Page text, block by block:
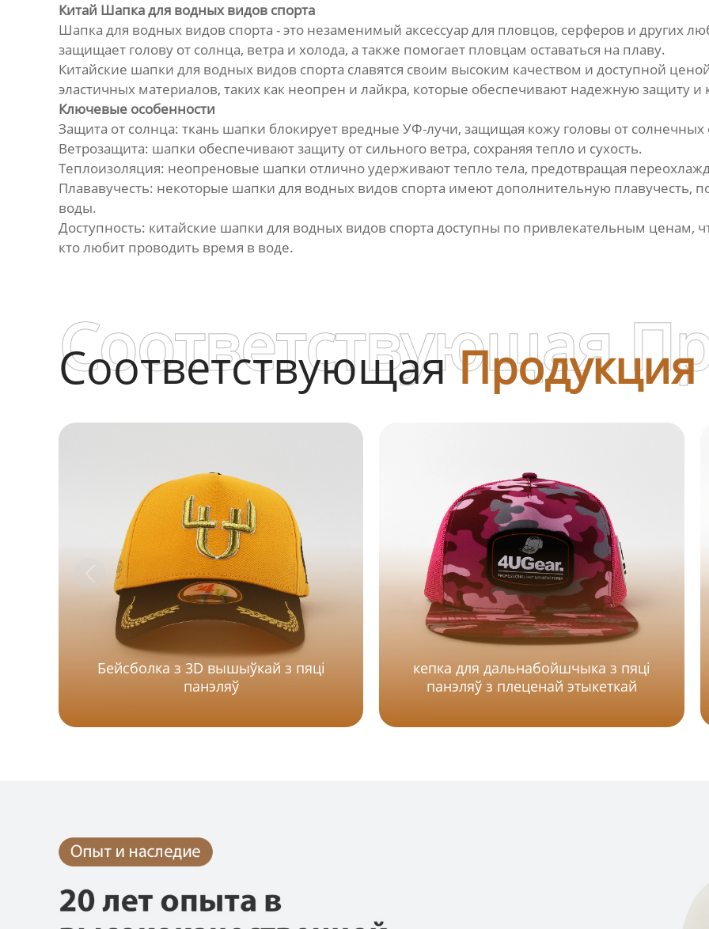
Китай Шапка для водных видов спорта
Шапка для водных видов спорта - это незаменимый аксессуар для пловцов, серферов и других
защищает голову от солнца, ветра и холода, а также помогает пловцам оставаться на плаву.
Китайские шапки для водных видов спорта славятся своим высоким качеством и доступной
эластичных материалов, таких как неопрен и лайкра, которые обеспечивают надежную защиту и
Ключевые особенности
Защита от солнца: ткань шапки блокирует вредные УФ-лучи, защищая кожу головы от солнечных
Ветрозащита: шапки обеспечивают защиту от сильного ветра, сохраняя тепло и сухость.
Теплоизоляция: неопреновые шапки отлично удерживают тепло тела, предотвращая
Плававучесть: некоторые шапки для водных видов спорта имеют дополнительную плавучесть,
воды.
Доступность: китайские шапки для водных видов спорта доступны по привлекательным ценам,
кто любит проводить время в воде.
СоответствующаяПродукция
Соответствующая
Бейсболка з 3D вышыўкай з пяці
панэляў
кепка для дальнабойшчыка з пяці
панэляў з плеценай этыкеткай